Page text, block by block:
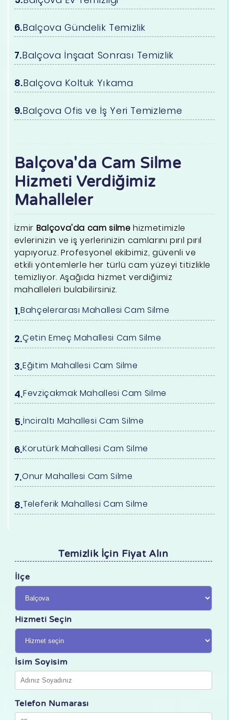
Balçova Gündelik Temizlik
Balçova İnşaat Sonrası Temizlik
Balçova Koltuk Yıkama
Balçova Ofis ve İş Yeri Temizleme
Balçova'da Cam Silme
Hizmeti Verdiğimiz
Mahalleler
İzmir Balçova'da cam silme hizmetimizle
evlerinizin ve iş yerlerinizin camlarını pırıl pırıl
yapıyoruz. Profesyonel ekibimiz, güvenli ve
etkili yöntemlerle her türlü cam yüzeyi titizlikle
temizliyor. Aşağıda hizmet verdiğimiz
mahalleleri bulabilirsiniz.
Bahçelerarası Mahallesi Cam Silme
Çetin Emeç Mahallesi Cam Silme
Eğitim Mahallesi Cam Silme
Fevziçakmak Mahallesi Cam Silme
İnciraltı Mahallesi Cam Silme
Korutürk Mahallesi Cam Silme
Onur Mahallesi Cam Silme
Teleferik Mahallesi Cam Silme
Temizlik İçin Fiyat Alın
İlçe
Hizmeti Seçin
İsim Soyisim
Telefon Numarası